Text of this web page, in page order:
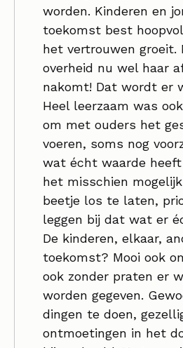
worden. Kinderen en
toekomst best
het vertrouwen groeit.
overheid nu wel haar
nakomt! Dat wordt er
Heel leerzaam was
om met ouders het
voeren, soms nog
wat écht waarde heeft
het misschien
beetje los te laten,
leggen bij dat wat er
De kinderen, elkaar,
toekomst? Mooi ook
ook zonder praten er
worden gegeven.
dingen te doen,
ontmoetingen in het